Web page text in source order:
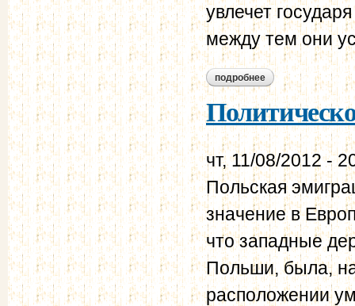
увлечет
между тем они
подробнее о нравственно-
чт, 11/08/2012 -
Польская
значение в
что западные
Польши, была,
расположении